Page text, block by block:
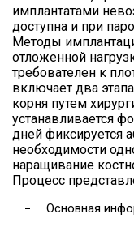
имплантатами
доступна и при
Методы
отложенной
требователен к
включает два
корня путем
устанавливается
дней фиксируется
необходимости
наращивание
Процесс
Основная